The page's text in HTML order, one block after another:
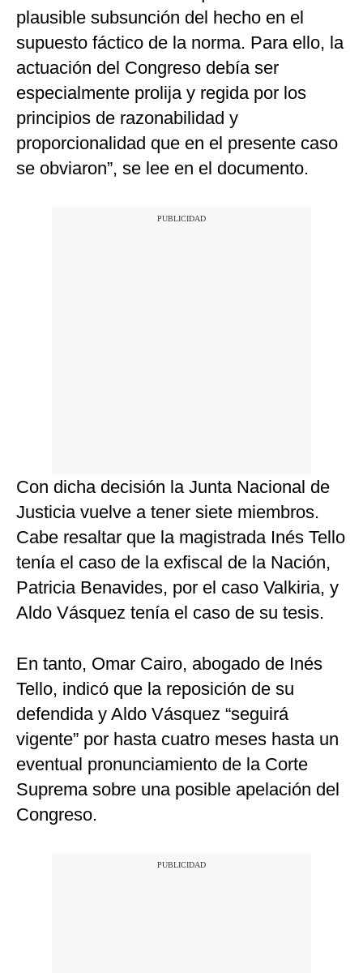
plausible subsunción del hecho en el
supuesto fáctico de la norma. Para ello, la
actuación del Congreso debía ser
especialmente prolija y regida por los
principios de razonabilidad y
proporcionalidad que en el presente caso
se obviaron”, se lee en el documento.
Con dicha decisión la Junta Nacional de
Justicia vuelve a tener siete miembros.
Cabe resaltar que la magistrada Inés Tello
tenía el caso de la exfiscal de la Nación,
Patricia Benavides, por el caso Valkiria, y
Aldo Vásquez tenía el caso de su tesis.
En tanto, Omar Cairo, abogado de Inés
Tello, indicó que la reposición de su
defendida y Aldo Vásquez “seguirá
vigente” por hasta cuatro meses hasta un
eventual pronunciamiento de la Corte
Suprema sobre una posible apelación del
Congreso.